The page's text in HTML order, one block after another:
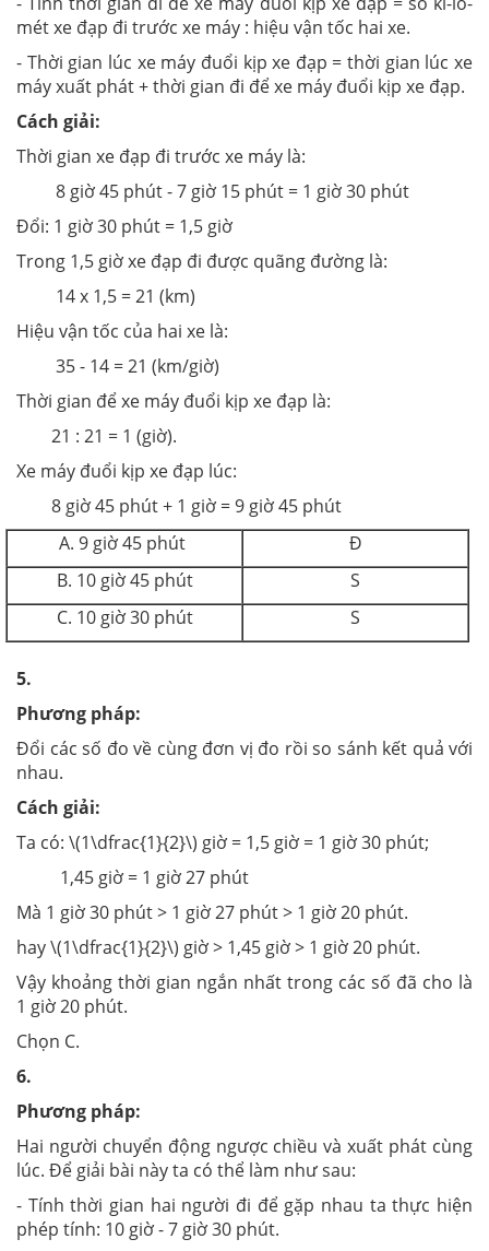
mét xe đạp đi trước xe máy : hiệu vận tốc hai xe.
- Thời gian lúc xe máy đuổi kịp xe đạp = thời gian lúc xe
máy xuất phát + thời gian đi để xe máy đuổi kịp xe đạp.
Cách giải:
Thời gian xe đạp đi trước xe máy là:
8 giờ 45 phút - 7 giờ 15 phút = 1 giờ 30 phút
Đổi: 1 giờ 30 phút = 1,5 giờ
Trong 1,5 giờ xe đạp đi được quãng đường là:
14 x 1,5 = 21 (km)
Hiệu vận tốc của hai xe là:
35 - 14 = 21 (km/giờ)
Thời gian để xe máy đuổi kịp xe đạp là:
21 : 21 = 1 (giờ).
Xe máy đuổi kịp xe đạp lúc:
8 giờ 45 phút + 1 giờ = 9 giờ 45 phút
A. 9 giờ 45 phút
Đ
B. 10 giờ 45 phút
S
C. 10 giờ 30 phút
S
5.
Phương pháp:
Đổi các số đo về cùng đơn vị đo rồi so sánh kết quả với
nhau.
Cách giải:
Ta có: \(1\dfrac{1}{2}\) giờ = 1,5 giờ = 1 giờ 30 phút;
1,45 giờ = 1 giờ 27 phút
Mà 1 giờ 30 phút > 1 giờ 27 phút > 1 giờ 20 phút.
hay\(1\dfrac{1}{2}\) giờ > 1,45 giờ > 1 giờ 20 phút.
Vậy khoảng thời gian ngắn nhất trong các số đã cho là
1 giờ 20 phút.
Chọn C.
6.
Phương pháp:
Hai người chuyển động ngược chiều và xuất phát cùng
lúc. Để giải bài này ta có thể làm như sau:
- Tính thời gian hai người đi để gặp nhau ta thực hiện
phép tính: 10 giờ - 7 giờ 30 phút.